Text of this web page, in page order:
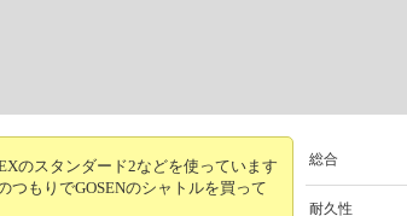
のスタンダード2などを使っています
つもりでGOSENのシャトルを買って
総合
耐久性